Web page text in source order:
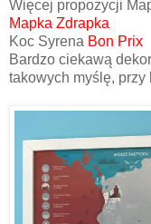
Więcej propozycji
Mapka Zdrapka
Koc Syrena Bon Prix
Bardzo ciekawą
takowych myślę,